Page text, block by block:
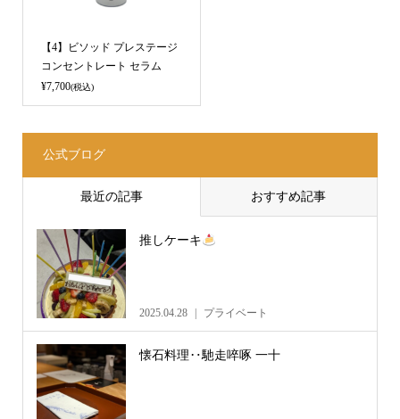
【4】ビソッド プレステージ
コンセントレート セラム
¥7,700(税込)
公式ブログ
最近の記事 おすすめ記事
推しケーキ
2025.04.28 プライベート
懐石料理‥馳走啐啄 一十